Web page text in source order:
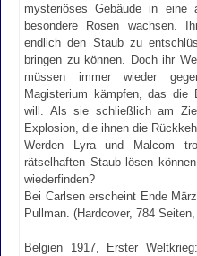
mysteriöses Gebäude in
besondere Rosen wachsen.
endlich den Staub zu
bringen zu können. Doch ihr
müssen immer wieder
Magisterium kämpfen, das die
will. Als sie schließlich am
Explosion, die ihnen die
Werden Lyra und Malcom
rätselhaften Staub lösen
wiederfinden?
Bei Carlsen erscheint Ende März
Pullman. (Hardcover, 784
Belgien 1917, Erster